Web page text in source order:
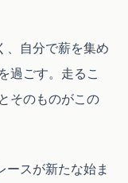
、自分で薪を集め
過ごす。走るこ
そのものがこの
ースが新たな始ま